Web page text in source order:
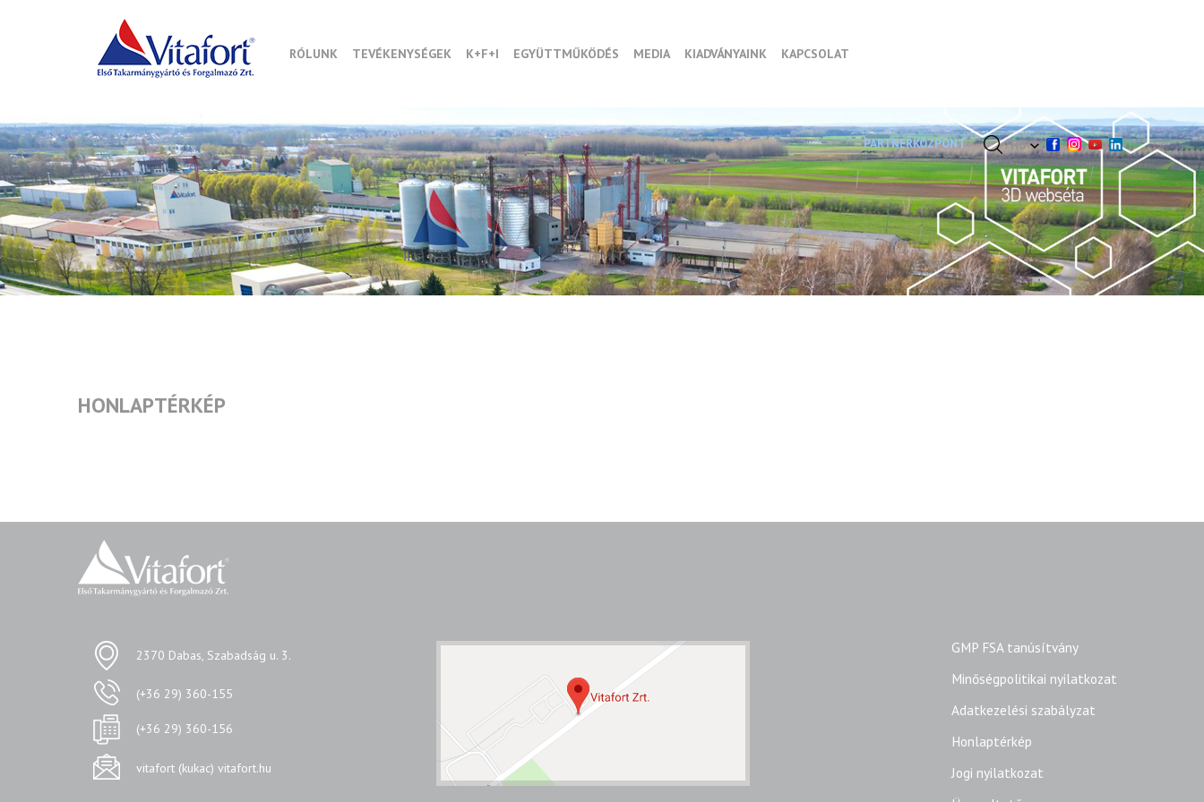
RÓLUNK TEVÉKENYSÉGEK K+F+I EGYÜTTMŰKÖDÉS MEDIA KIADVÁNYAINK KAPCSOLAT
PARTNERKÖZPONT HU
HONLAPTÉRKÉP
2370 Dabas, Szabadság u. 3.
(+36 29) 360-155
(+36 29) 360-156
vitafort (kukac) vitafort.hu
GMP FSA tanúsítvány
Minőségpolitikai nyilatkozat
Adatkezelési szabályzat
Honlaptérkép
Jogi nyilatkozat